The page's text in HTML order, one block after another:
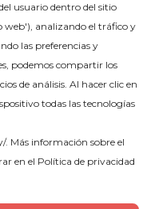
gratuitas © 2026.
usuario dentro del sitio
web'), analizando el tráfico y
las preferencias y
podemos compartir los
de análisis. Al hacer clic en
todas las tecnologías
. Más información sobre el
en el Política de privacidad